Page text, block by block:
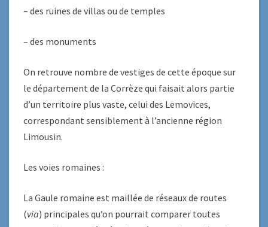
– des ruines de villas ou de temples
– des monuments
On retrouve nombre de vestiges de cette époque sur
le département de la Corrèze qui faisait alors partie
d’un territoire plus vaste, celui des Lemovices,
correspondant sensiblement à l’ancienne région
Limousin.
Les voies romaines :
La Gaule romaine est maillée de réseaux de routes
(via) principales qu’on pourrait comparer toutes